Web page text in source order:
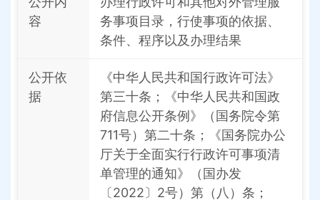
容
务事项目录，行使事项的依据、
条件、程序以及办理结果
公开依
据
《中华人民共和国行政许可法》
第三十条；《中华人民共和国政
府信息公开条例》（国务院令第
711号）第二十条；《国务院办公
厅关于全面实行行政许可事项清
单管理的通知》（国办发
〔2022〕2号）第（八）条；